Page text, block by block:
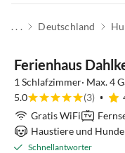
. . . Deutschland
Ferienhaus
1 Schlafzimmer· Max. 4
5.0
(3)
Gratis WiFi
Haustiere und
Schnellantworter